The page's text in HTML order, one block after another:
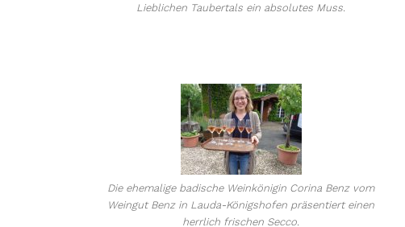
Lieblichen Taubertals ein absolutes Muss.
Die ehemalige badische Weinkönigin Corina Benz vom
Weingut Benz in Lauda-Königshofen präsentiert einen
herrlich frischen Secco.